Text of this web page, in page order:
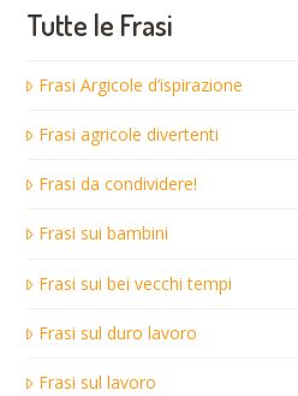
Tutte le Frasi
Frasi Argicole d’ispirazione
Frasi agricole divertenti
Frasi da condividere!
Frasi sui bambini
Frasi sui bei vecchi tempi
Frasi sul duro lavoro
Frasi sul lavoro